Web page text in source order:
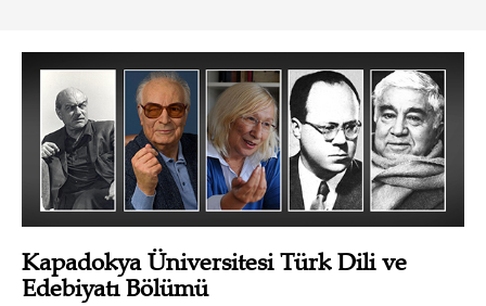
Kapadokya Üniversitesi Türk Dili ve
Edebiyatı Bölümü